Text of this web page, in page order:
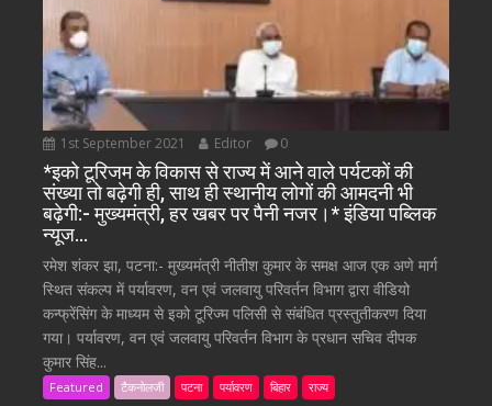
1st September 2021 Editor 0
*इको टूरिजम के विकास से राज्य में आने वाले पर्यटकों की
संख्या तो बढ़ेगी ही, साथ ही स्थानीय लोगों की आमदनी भी
बढ़ेगी:- मुख्यमंत्री, हर खबर पर पैनी नजर।* इंडिया पब्लिक
न्यूज…
रमेश शंकर झा, पटना:- मुख्यमंत्री नीतीश कुमार के समक्ष आज एक अणे मार्ग
स्थित संकल्प में पर्यावरण, वन एवं जलवायु परिवर्तन विभाग द्वारा वीडियो
कन्फ्रेंसिंग के माध्यम से इको टूरिज्म पलिसी से संबंधित प्रस्तुतीकरण दिया
गया। पर्यावरण, वन एवं जलवायु परिवर्तन विभाग के प्रधान सचिव दीपक
कुमार सिंह...
Featured टैकनोलजी पटना पर्यावरण बिहार राज्य